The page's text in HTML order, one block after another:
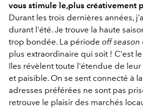
vous stimule le,plus créativement
Durant les trois dernières années,
durant l'été. Je trouve la haute
trop bondée. La période off season
plus extraordinaire qui soit ! C'est
îles révèlent toute l'étendue de leur
et paisible. On se sent connecté à
adresses préférées ne sont pas
retrouve le plaisir des marchés